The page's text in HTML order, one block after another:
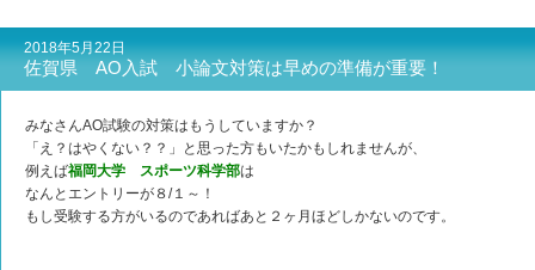
2018年5月22日
佐賀県 AO入試 小論文対策は早めの準備が重要！
みなさんAO試験の対策はもうしていますか？
「え？はやくない？？」と思った方もいたかもしれませんが、
例えば福岡大学 スポーツ科学部は
なんとエントリーが８/１～！
もし受験する方がいるのであればあと２ヶ月ほどしかないのです。